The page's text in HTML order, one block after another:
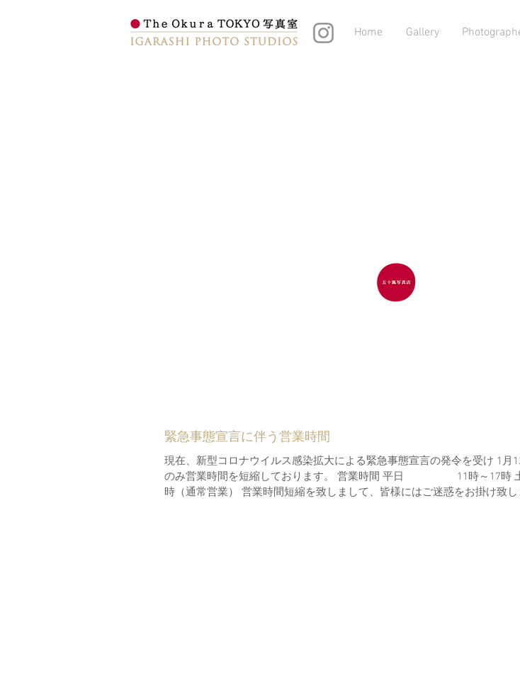
Home Gallery
緊急事態宣言に伴う営業時間
現在、新型コロナウイルス感染拡大による緊急事態宣言の発令を受け 1月
のみ営業時間を短縮しております。 営業時間 平日 11時～17時 土・日・祝 10時～18
時（通常営業） 営業時間短縮を致しまして、皆様にはご迷惑をお掛け